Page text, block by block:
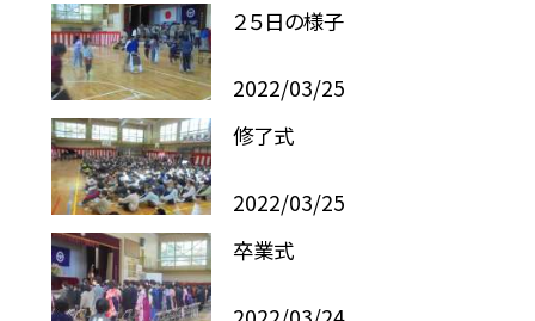
２５日の様子
2022/03/25
修了式
2022/03/25
卒業式